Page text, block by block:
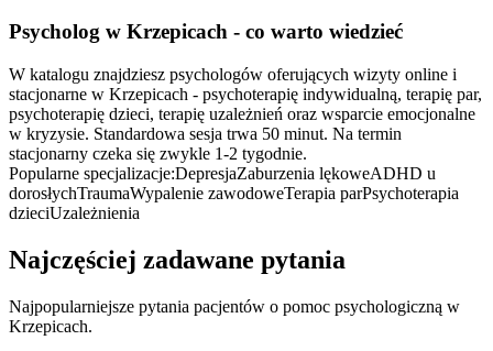
Psycholog w Krzepicach - co warto wiedzieć
W katalogu znajdziesz psychologów oferujących wizyty online i
stacjonarne w Krzepicach - psychoterapię indywidualną, terapię par,
psychoterapię dzieci, terapię uzależnień oraz wsparcie emocjonalne
w kryzysie. Standardowa sesja trwa 50 minut. Na termin
stacjonarny czeka się zwykle 1-2 tygodnie.
Popularne specjalizacje:DepresjaZaburzenia lękoweADHD u
dorosłychTraumaWypalenie zawodoweTerapia parPsychoterapia
dzieciUzależnienia
Najczęściej zadawane pytania
Najpopularniejsze pytania pacjentów o pomoc psychologiczną w
Krzepicach.